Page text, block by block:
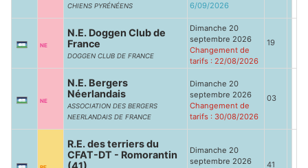
CHIENS PYRÉNÉENS
6/09/2026
NE
N.E. Doggen Club de
France
DOGGEN CLUB DE FRANCE
Dimanche 20
septembre 2026
Changement de
tarifs : 22/08/2026
19
NE
N.E. Bergers
Néerlandais
ASSOCIATION DES BERGERS
NEERLANDAIS DE FRANCE
Dimanche 20
septembre 2026
Changement de
tarifs : 30/08/2026
03
R.E. des terriers du
CFAT-DT - Romorantin
(41)
Dimanche 20
septembre 2026
41